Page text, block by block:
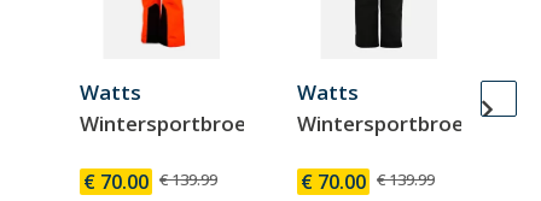
Watts
Wintersportbroek
€ 70.00 € 139.99
Watts
Wintersportbroek
€ 70.00 € 139.99